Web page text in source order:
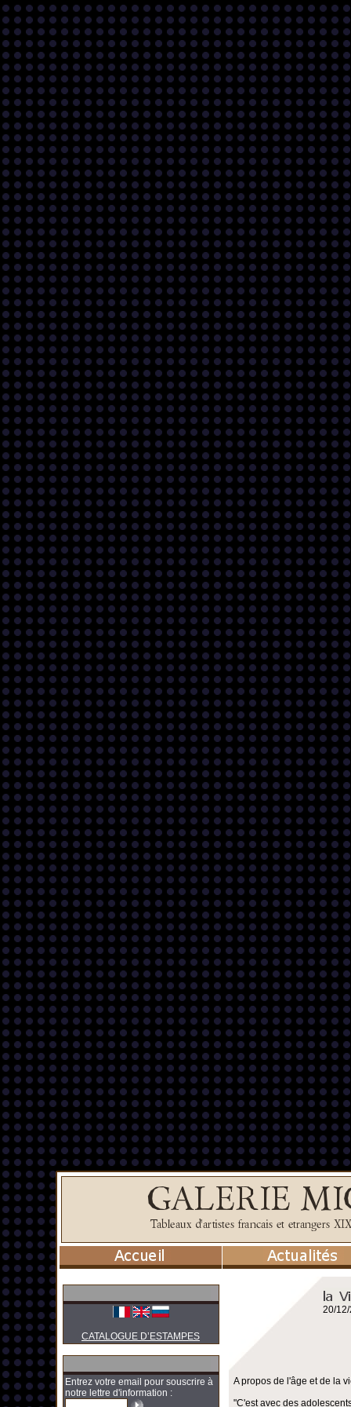
CATALOGUE D’ESTAMPES
Entrez votre email pour souscrire à
notre lettre d'information :
20/
A propos de l'âge et de la
"C'est avec des